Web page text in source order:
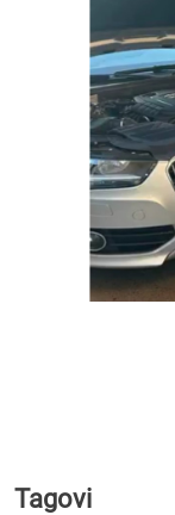
Tagovi